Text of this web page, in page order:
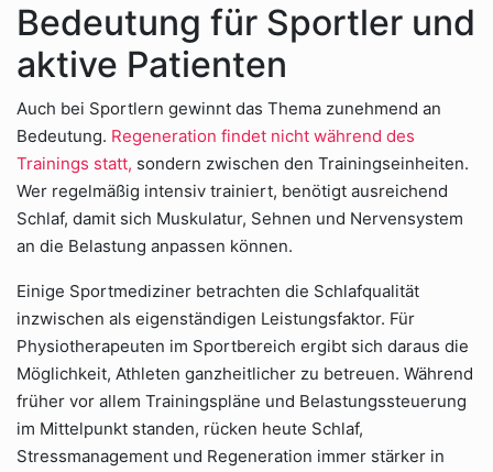
Bedeutung für Sportler und
aktive Patienten
Auch bei Sportlern gewinnt das Thema zunehmend an
Bedeutung. Regeneration findet nicht während des
Trainings statt, sondern zwischen den Trainingseinheiten.
Wer regelmäßig intensiv trainiert, benötigt ausreichend
Schlaf, damit sich Muskulatur, Sehnen und Nervensystem
an die Belastung anpassen können.
Einige Sportmediziner betrachten die Schlafqualität
inzwischen als eigenständigen Leistungsfaktor. Für
Physiotherapeuten im Sportbereich ergibt sich daraus die
Möglichkeit, Athleten ganzheitlicher zu betreuen. Während
früher vor allem Trainingspläne und Belastungssteuerung
im Mittelpunkt standen, rücken heute Schlaf,
Stressmanagement und Regeneration immer stärker in